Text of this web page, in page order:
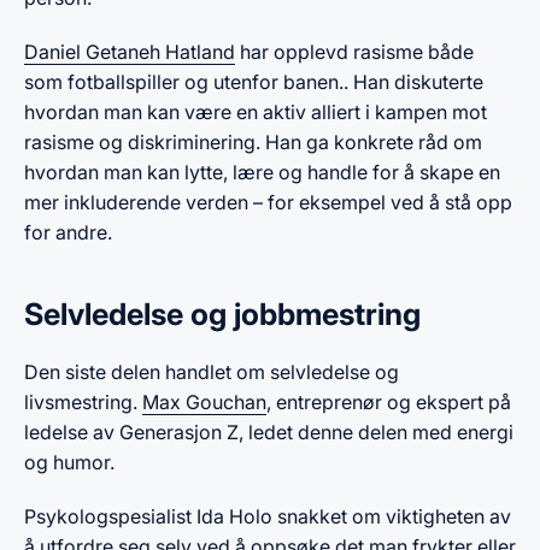
Daniel Getaneh Hatland har opplevd rasisme både
som fotballspiller og utenfor banen.. Han diskuterte
hvordan man kan være en aktiv alliert i kampen mot
rasisme og diskriminering. Han ga konkrete råd om
hvordan man kan lytte, lære og handle for å skape en
mer inkluderende verden – for eksempel ved å stå opp
for andre.
Selvledelse og jobbmestring
Den siste delen handlet om selvledelse og
livsmestring. Max Gouchan, entreprenør og ekspert på
ledelse av Generasjon Z, ledet denne delen med energi
og humor.
Psykologspesialist Ida Holo snakket om viktigheten av